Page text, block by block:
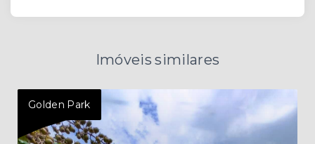
Imóveis similares
Golden Park